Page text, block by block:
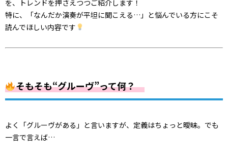
を、トレンドを押さえつつご紹介します！
特に、「なんだか演奏が平坦に聞こえる…」と悩んでいる方にこそ
読んでほしい内容です
そもそも“グルーヴ”って何？
よく「グルーヴがある」と言いますが、定義はちょっと曖昧。でも
一言で言えば…